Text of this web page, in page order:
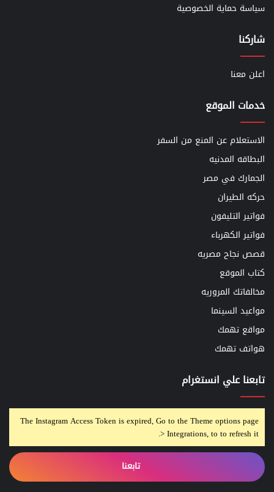
سياسة حماية الخصوصية
شاركنا
اعلن معنا
خدمات الموقع
الاستعلام عن المنع من السفر
البطاقه المدنيه
الجمارك في مصر
حركه الطيران
فواتير التليفون
فواتير الكهرباء
قصص نجاح مصريه
كتاب الموقع
مخالفاتك المروريه
مواعيد السينما
مواقع تهمك
هواتف تهمك
تابعنا علي انستغرام
The Instagram Access Token is expired, Go to the Theme options page
> Integrations, to to refresh it.
تابعنا